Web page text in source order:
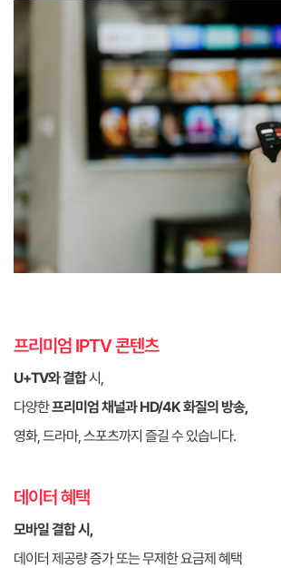
프리미엄 IPTV 콘텐츠
U+TV와 결합시,
다양한프리미엄 채널과 HD/4K 화질의 방송,
영화, 드라마, 스포츠까지 즐길 수 있습니다.
데이터 혜택
모바일 결합 시,
데이터 제공량 증가 또는 무제한 요금제 혜택